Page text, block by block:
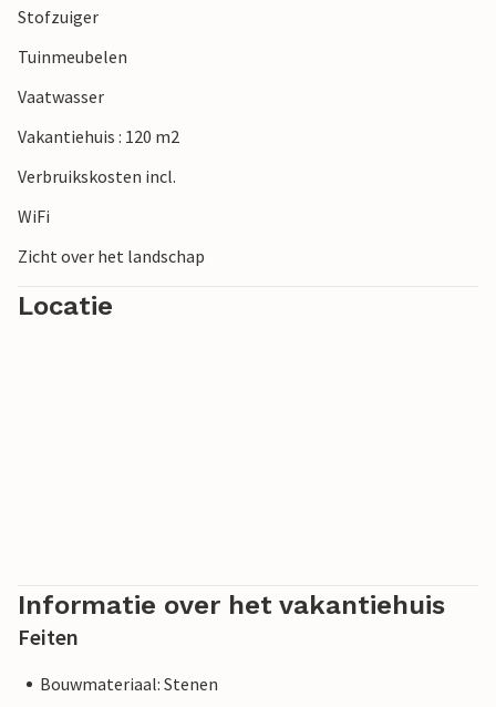
Stofzuiger
Tuinmeubelen
Vaatwasser
Vakantiehuis : 120 m2
Verbruikskosten incl.
WiFi
Zicht over het landschap
Locatie
Informatie over het vakantiehuis
Feiten
Bouwmateriaal: Stenen